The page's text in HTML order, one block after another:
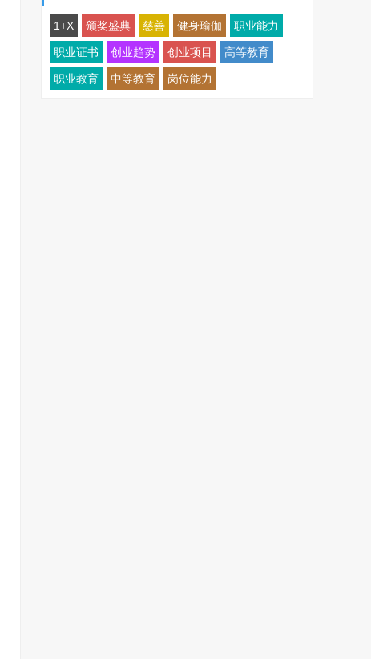
1+X 颁奖盛典 慈善 健身瑜伽 职业能力
职业证书 创业趋势 创业项目 高等教育
职业教育 中等教育 岗位能力